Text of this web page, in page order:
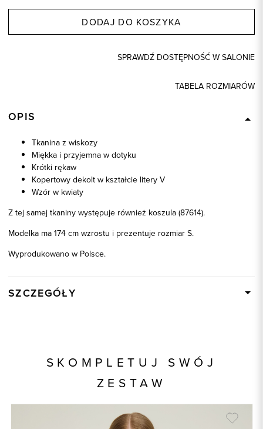
DODAJ DO KOSZYKA
SPRAWDŹ DOSTĘPNOŚĆ W SALONIE
TABELA ROZMIARÓW
OPIS
Tkanina z wiskozy
Miękka i przyjemna w dotyku
Krótki rękaw
Kopertowy dekolt w kształcie litery V
Wzór w kwiaty
Z tej samej tkaniny występuje również koszula (87614).
Modelka ma 174 cm wzrostu i prezentuje rozmiar S.
Wyprodukowano w Polsce.
SZCZEGÓŁY
SKOMPLETUJ SWÓJ
ZESTAW